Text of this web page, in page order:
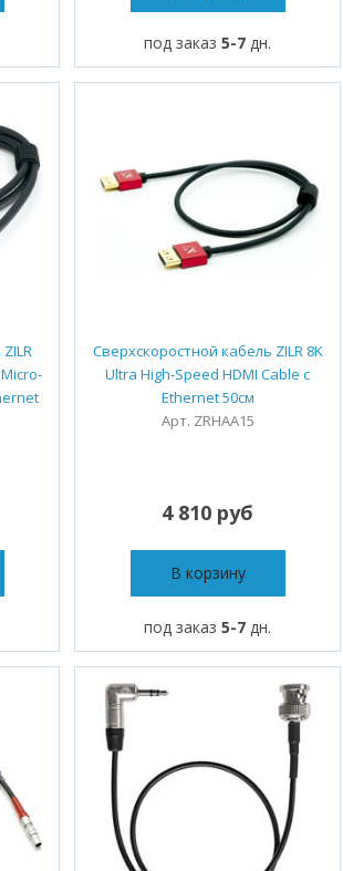
под заказ5-7 дн.
Сверхскоростной кабель ZILR 8K
Ultra High-Speed HDMI Cable с
Ethernet 50см
Арт. ZRHAA15
4 810 руб
В корзину
под заказ5-7 дн.